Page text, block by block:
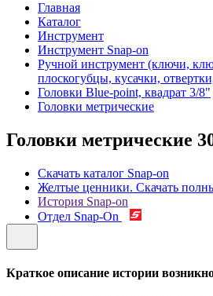
Главная
Каталог
Инструмент
Инструмент Snap-on
Ручной инструмент (ключи,
плоскогубцы, кусачки,
Головки Blue-point, квадрат 3/8"
Головки метрические
Головки метрические
Скачать каталог Snap-on
Желтые ценники. Скачать
История Snap-on
Отдел Snap-On
Краткое описание истории